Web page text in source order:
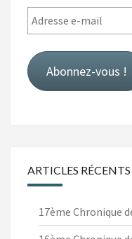
Adresse
e-
mail
Abonnez-vous !
ARTICLES RÉCENTS
17ème Chronique